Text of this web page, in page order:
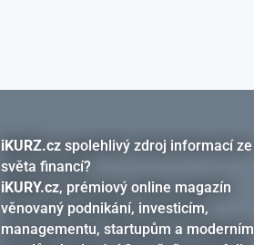
iKURZ.cz spolehlivý zdroj informací ze
světa financí?
iKURY.cz, prémiový online magazín
věnovaný podnikání, investicím,
managementu, startupům a moderním